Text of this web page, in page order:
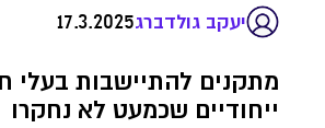
יעקב גולדברג17.3.2025
מתקנים להתיישבות בעלי
ייחודיים שכמעט לא נחקרו